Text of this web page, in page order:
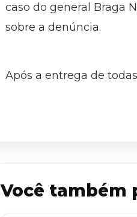
caso do general Braga
sobre a denúncia.
Após a entrega de
Você também